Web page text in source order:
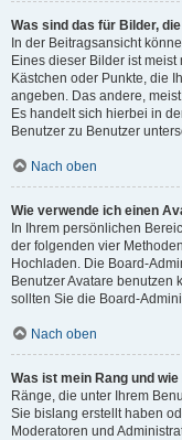
Was sind das für Bilder,
In der Beitragsansicht
Eines dieser Bilder ist
Kästchen oder Punkte, die
angeben. Das andere,
Es handelt sich hierbei in
Benutzer zu Benutzer
Nach oben
Wie verwende ich einen
In Ihrem persönlichen
der folgenden vier
Hochladen. Die Board-
Benutzer Avatare benutzen
sollten Sie die Board-
Nach oben
Was ist mein Rang und
Ränge, die unter Ihrem
Sie bislang erstellt haben
Moderatoren und